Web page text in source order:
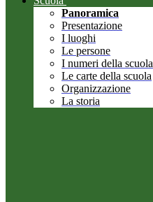
Panoramica
Presentazione
I luoghi
Le persone
I numeri della scuola
Le carte della scuola
Organizzazione
La storia